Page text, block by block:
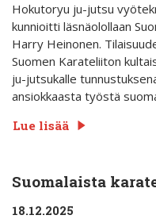
Hokutoryu ju-jutsu
kunnioitti läsnäolollaan
Harry Heinonen.
Suomen Karateliiton
ju-jutsukalle
ansiokkaasta työstä
Lue lisää
Suomalaista
18.12.2025